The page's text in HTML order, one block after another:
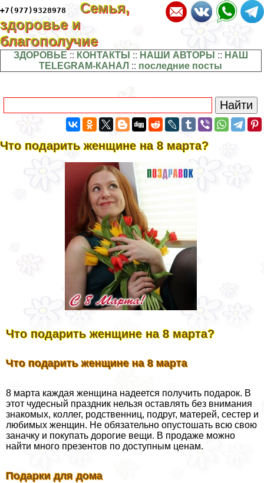
+7(977)9328978
Семья,
здоровье и
благополучие
ЗДОРОВЬЕ :: КОНТАКТЫ :: НАШИ АВТОРЫ :: НАШ
TELEGRAM-КАНАЛ :: последние посты
Что подарить женщине на 8 марта?
Что подарить женщине на 8 марта?
Что подарить женщине на 8 марта
8 марта каждая женщина надеется получить подарок. В
этот чудесный праздник нельзя оставлять без внимания
знакомых, коллег, родственниц, подруг, матерей, сестер и
любимых женщин. Не обязательно опустошать всю свою
заначку и покупать дорогие вещи. В продаже можно
найти много презентов по доступным ценам.
Подарки для дома